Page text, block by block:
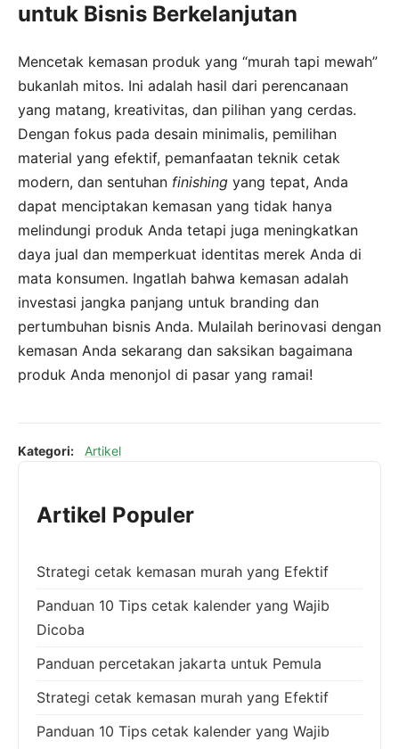
untuk Bisnis Berkelanjutan
Mencetak kemasan produk yang “murah tapi mewah”
bukanlah mitos. Ini adalah hasil dari perencanaan
yang matang, kreativitas, dan pilihan yang cerdas.
Dengan fokus pada desain minimalis, pemilihan
material yang efektif, pemanfaatan teknik cetak
modern, dan sentuhan finishing yang tepat, Anda
dapat menciptakan kemasan yang tidak hanya
melindungi produk Anda tetapi juga meningkatkan
daya jual dan memperkuat identitas merek Anda di
mata konsumen. Ingatlah bahwa kemasan adalah
investasi jangka panjang untuk branding dan
pertumbuhan bisnis Anda. Mulailah berinovasi dengan
kemasan Anda sekarang dan saksikan bagaimana
produk Anda menonjol di pasar yang ramai!
Kategori: Artikel
Artikel Populer
Strategi cetak kemasan murah yang Efektif
Panduan 10 Tips cetak kalender yang Wajib
Dicoba
Panduan percetakan jakarta untuk Pemula
Strategi cetak kemasan murah yang Efektif
Panduan 10 Tips cetak kalender yang Wajib